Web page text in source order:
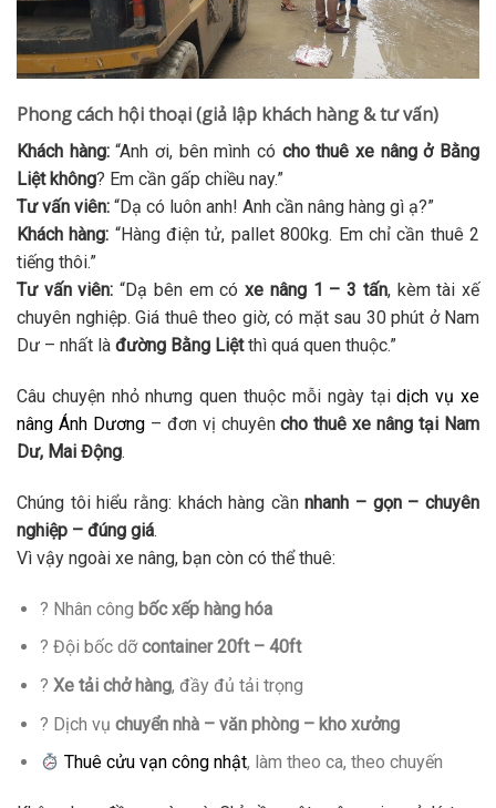
Phong cách hội thoại (giả lập khách hàng & tư vấn)
Khách hàng:“Anh ơi, bên mình có cho thuê xe nâng ở Bằng
Liệt không? Em cần gấp chiều nay.”
Tư vấn viên: “Dạ có luôn anh! Anh cần nâng hàng gì ạ?”
Khách hàng: “Hàng điện tử, pallet 800kg. Em chỉ cần thuê 2
tiếng thôi.”
Tư vấn viên: “Dạ bên em cóxe nâng 1 – 3 tấn, kèm tài xế
chuyên nghiệp. Giá thuê theo giờ, có mặt sau 30 phút ở Nam
Dư – nhất là đường Bằng Liệtthì quá quen thuộc.”
Câu chuyện nhỏ nhưng quen thuộc mỗi ngày tạidịch vụ xe
nâng Ánh Dương– đơn vị chuyêncho thuê xe nâng tại Nam
Dư, Mai Động.
Chúng tôi hiểu rằng: khách hàng cầnnhanh – gọn – chuyên
nghiệp – đúng giá.
Vì vậy ngoài xe nâng, bạn còn có thể thuê:
? Nhân công bốc xếp hàng hóa
? Đội bốc dỡcontainer 20ft – 40ft
? Xe tải chở hàng, đầy đủ tải trọng
? Dịch vụ chuyển nhà – văn phòng – kho xưởng
Thuê cửu vạn công nhật, làm theo ca, theo chuyến